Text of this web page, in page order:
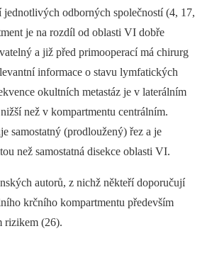
odborných společností (4, 17,
je na rozdíl od oblasti VI dobře
a již před primooperací má chirurg
informace o stavu lymfatických
okultních metastáz je v laterálním
než v kompartmentu centrálním.
samostatný (prodloužený) řez a je
než samostatná disekce oblasti VI.
autorů, z nichž někteří doporučují
krčního kompartmentu především
rizikem (26).